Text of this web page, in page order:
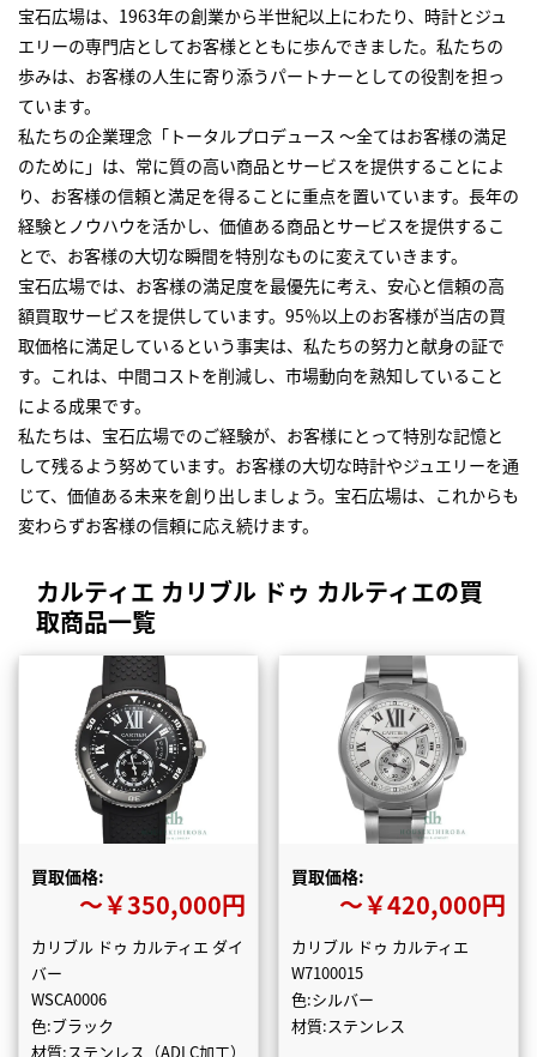
宝石広場は、1963年の創業から半世紀以上にわたり、時計とジュ
エリーの専門店としてお客様とともに歩んできました。私たちの
歩みは、お客様の人生に寄り添うパートナーとしての役割を担っ
ています。
私たちの企業理念「トータルプロデュース ～全てはお客様の満足
のために」は、常に質の高い商品とサービスを提供することによ
り、お客様の信頼と満足を得ることに重点を置いています。長年の
経験とノウハウを活かし、価値ある商品とサービスを提供するこ
とで、お客様の大切な瞬間を特別なものに変えていきます。
宝石広場では、お客様の満足度を最優先に考え、安心と信頼の高
額買取サービスを提供しています。95％以上のお客様が当店の買
取価格に満足しているという事実は、私たちの努力と献身の証で
す。これは、中間コストを削減し、市場動向を熟知していること
による成果です。
私たちは、宝石広場でのご経験が、お客様にとって特別な記憶と
して残るよう努めています。お客様の大切な時計やジュエリーを通
じて、価値ある未来を創り出しましょう。宝石広場は、これからも
変わらずお客様の信頼に応え続けます。
カルティエ カリブル ドゥ カルティエの買
取商品一覧
買取価格:
〜￥350,000円
カリブル ドゥ カルティエ ダイ
バー
WSCA0006
色:ブラック
材質:ステンレス（ADLC加工）
買取価格:
〜￥420,000円
カリブル ドゥ カルティエ
W7100015
色:シルバー
材質:ステンレス